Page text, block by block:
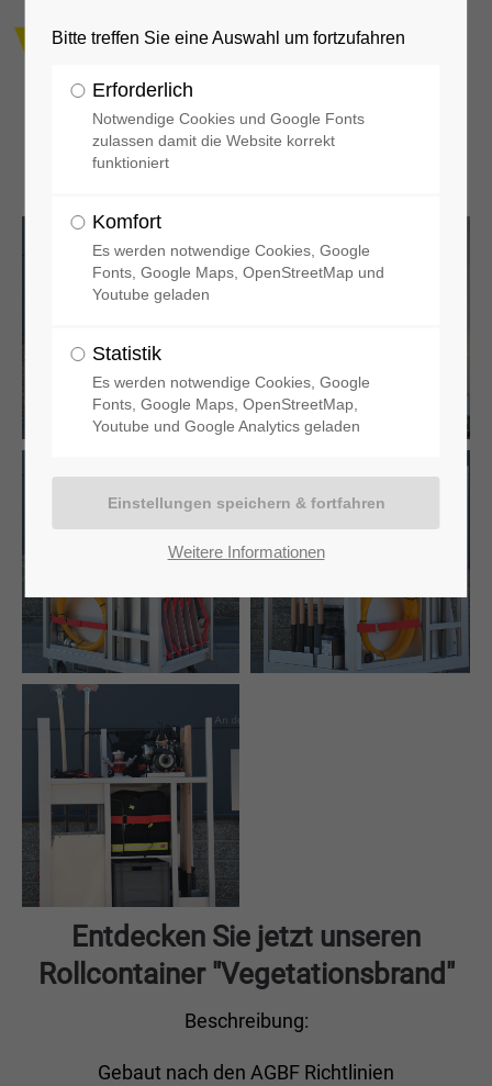
Entdecken Sie jetzt unseren
Rollcontainer "Vegetationsbrand"
Beschreibung:
Gebaut nach den AGBF Richtlinien
Bitte treffen Sie eine Auswahl um fortzufahren
Erforderlich
Notwendige Cookies und Google Fonts
zulassen damit die Website korrekt
funktioniert
Komfort
Es werden notwendige Cookies, Google
Fonts, Google Maps, OpenStreetMap und
Youtube geladen
Statistik
Es werden notwendige Cookies, Google
Fonts, Google Maps, OpenStreetMap,
Youtube und Google Analytics geladen
Weitere Informationen